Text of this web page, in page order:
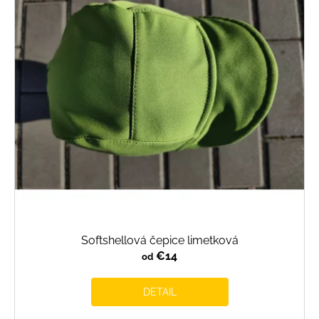
s
p
r
d
k
t
o
v
Softshellová čepice limetková
od €14
DETAIL